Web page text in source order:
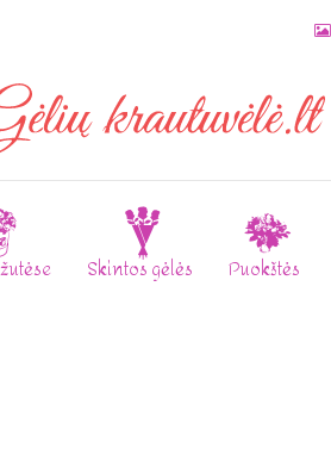
Skintos gėlės Puokštės